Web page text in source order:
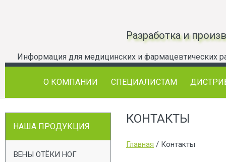
Разработка и
О КОМПАНИИ СПЕЦИАЛИСТАМ
НАША ПРОДУКЦИЯ
ВЕНЫ ОТЁКИ НОГ
КОНТАКТЫ
Главная / Контакты